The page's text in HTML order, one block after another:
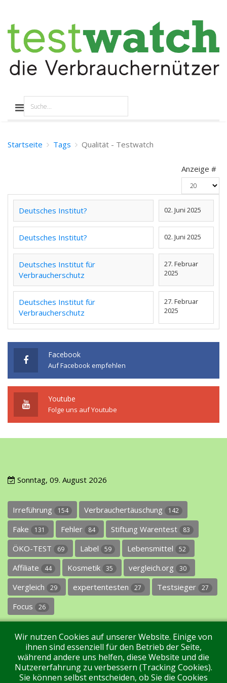
Startseite Tags Qualität - Testwatch
Anzeige #
Deutsches Institut? 02. Juni 2025
Deutsches Institut? 02. Juni 2025
Deutsches Institut für
Verbraucherschutz
27. Februar
2025
Deutsches Institut für
Verbraucherschutz
27. Februar
2025
Facebook
Auf Facebook empfehlen
Youtube
Folge uns auf Youtube
Sonntag, 09. August 2026
Irreführung 154 Verbrauchertäuschung 142
Fake 131 Fehler 84 Stiftung Warentest 83
ÖKO-TEST 69 Label 59 Lebensmittel 52
Affiliate 44 Kosmetik 35 vergleich.org 30
Vergleich 29 expertentesten 27 Testsieger 27
Focus 26
Wir nutzen Cookies auf unserer Website. Einige von
ihnen sind essenziell für den Betrieb der Seite,
während andere uns helfen, diese Website und die
Nutzererfahrung zu verbessern (Tracking Cookies).
Sie können selbst entscheiden, ob Sie die Cookies